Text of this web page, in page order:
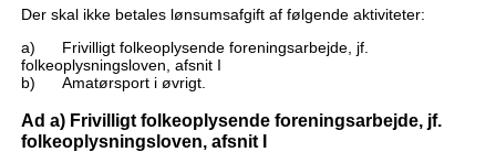
Der skal ikke betales lønsumsafgift af følgende aktiviteter:
a) Frivilligt folkeoplysende foreningsarbejde, jf.
folkeoplysningsloven, afsnit I
b) Amatørsport i øvrigt.
Ad a) Frivilligt folkeoplysende foreningsarbejde, jf.
folkeoplysningsloven, afsnit I